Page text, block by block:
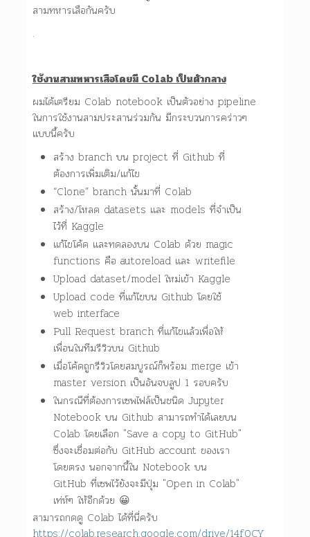
สามทหารเสือกันครับ
.
ใช้งานสามทหารเสือโดยมี Colab เป็นตัวกลาง
ผมได้เตรียม Colab notebook เป็นตัวอย่าง pipeline
ในการใช้งานสามประสานร่วมกัน มีกระบวนการคร่าวๆ
แบบนี้ครับ
สร้าง branch บน project ที่ Github ที่
ต้องการเพิ่มเติม/แก้ไข
“Clone” branch นั้นมาที่ Colab
สร้าง/โหลด datasets และ models ที่จำเป็น
ไว้ที่ Kaggle
แก้ไขโค้ด และทดลองบน Colab ด้วย magic
functions คือ autoreload และ writefile
Upload dataset/model ใหม่เข้า Kaggle
Upload code ที่แก้ไขบน Github โดยใช้
web interface
Pull Request branch ที่แก้ไขแล้วเพื่อให้
เพื่อนในทีมรีวิวบน Github
เมื่อโค้ดถูกรีวิวโดยสมบูรณ์ก็พร้อม merge เข้า
master version เป็นอันจบลูป 1 รอบครับ
ในกรณีที่ต้องการเซพไฟล์เป็นชนิด Jupyter
Notebook บน Github สามารถทำได้เลยบน
Colab โดยเลือก "Save a copy to GitHub"
ซึ่งจะเชื่อมต่อกับ GitHub account ของเรา
โดยตรง นอกจากนี้ใน Notebook บน
GitHub ที่เซพไว้ยังจะมีปุ่ม "Open in Colab"
เท่ห์ๆ ให้อีกด้วย 😀
สามารถกดดู Colab ได้ที่นี่ครับ
https://colab.research.google.com/drive/14f0CY